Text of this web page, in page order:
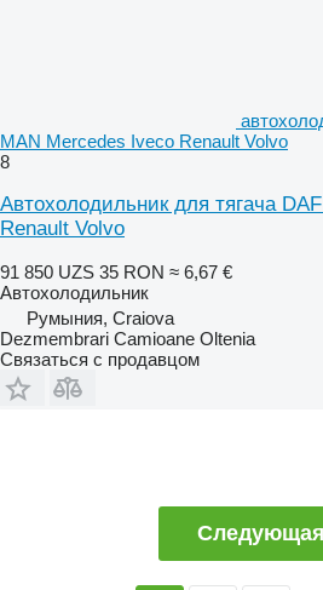
MAN Mercedes Iveco Renault Volvo
8
Автохолодильник для тягача
Renault Volvo
91 850 UZS 35 RON ≈ 6,67 €
Автохолодильник
Румыния, Craiova
Dezmembrari Camioane Oltenia
Связаться с продавцом
Следующая